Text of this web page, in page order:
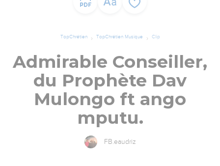
TopChrétien TopChrétien Musique Clip
Admirable Conseiller,
du Prophète Dav
Mulongo ft ango
mputu.
FB.eaudriz